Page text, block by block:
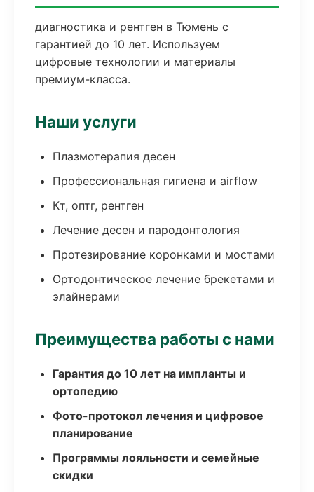
диагностика и рентген в Тюмень с
гарантией до 10 лет. Используем
цифровые технологии и материалы
премиум-класса.
Наши услуги
Плазмотерапия десен
Профессиональная гигиена и airflow
Кт, оптг, рентген
Лечение десен и пародонтология
Протезирование коронками и мостами
Ортодонтическое лечение брекетами и
элайнерами
Преимущества работы с нами
Гарантия до 10 лет на импланты и
ортопедию
Фото-протокол лечения и цифровое
планирование
Программы лояльности и семейные
скидки